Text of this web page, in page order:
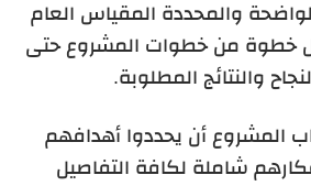
والمحددة المقياس العام
كل خطوة من خطوات المشروع حتى
والنتائج المطلوبة.
المشروع أن يحددوا أهدافهم
شاملة لكافة التفاصيل